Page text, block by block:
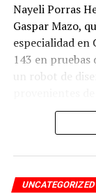
Nayeli Porras
Gaspar Mazo,
especialidad
143 en
un robot de
El desempeño
calificar a la
tendrá lugar los
Quintana Roo.
UNCATEGORIZED